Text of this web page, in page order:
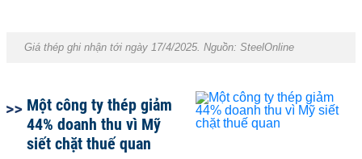
Giá thép ghi nhận tới ngày 17/4/2025. Nguồn: SteelOnline
Một công ty thép giảm
44% doanh thu vì Mỹ
siết chặt thuế quan